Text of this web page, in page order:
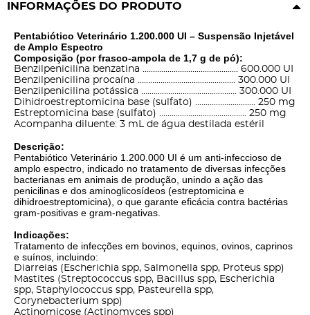
INFORMAÇÕES DO PRODUTO
Pentabiótico Veterinário 1.200.000 UI – Suspensão Injetável
de Amplo Espectro
Composição (por frasco-ampola de 1,7 g de pó):
Benzilpenicilina benzatina .............................................. 600.000 UI
Benzilpenicilina procaína ............................................... 300.000 UI
Benzilpenicilina potássica .............................................. 300.000 UI
Dihidroestreptomicina base (sulfato) ............................. 250 mg
Estreptomicina base (sulfato) .......................................... 250 mg
Acompanha diluente: 3 mL de água destilada estéril
Descrição:
Pentabiótico Veterinário 1.200.000 UI é um anti-infeccioso de
amplo espectro, indicado no tratamento de diversas infecções
bacterianas em animais de produção, unindo a ação das
penicilinas e dos aminoglicosídeos (estreptomicina e
dihidroestreptomicina), o que garante eficácia contra bactérias
gram-positivas e gram-negativas.
Indicações:
Tratamento de infecções em bovinos, equinos, ovinos, caprinos
e suínos, incluindo:
Diarreias (Escherichia spp, Salmonella spp, Proteus spp)
Mastites (Streptococcus spp, Bacillus spp, Escherichia
spp, Staphylococcus spp, Pasteurella spp,
Corynebacterium spp)
Actinomicose (Actinomyces spp)